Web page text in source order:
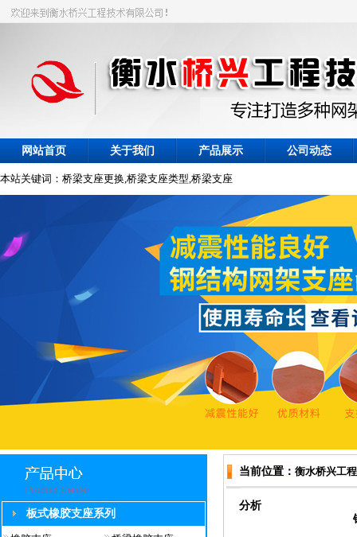
网站首页 关于我们 产品展示 公司动态
本站关键词：桥梁支座更换,桥梁支座类型,桥梁支座
板式橡胶支座系列
当前位置： 衡水桥兴工
分析